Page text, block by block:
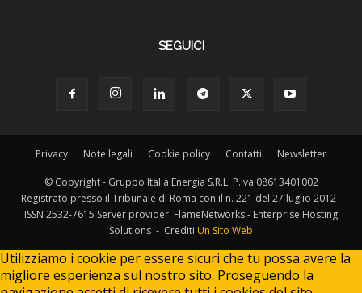
SEGUICI
Privacy Note legali Cookie policy Contatti Newsletter
© Copyright - Gruppo Italia Energia S.R.L. P.iva 08613401002
Registrato presso il Tribunale di Roma con il n. 221 del 27 luglio 2012 -
ISSN 2532-7615 Server provider: FlameNetworks - Enterprise Hosting
Solutions - Crediti Un Sito Web
Utilizziamo i cookie per essere sicuri che tu possa avere la
migliore esperienza sul nostro sito. Proseguendo la